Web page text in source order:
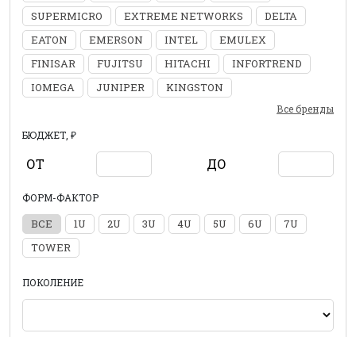
SUPERMICRO
EXTREME NETWORKS
DELTA
EATON
EMERSON INTEL
EMULEX
FINISAR
FUJITSU HITACHI
INFORTREND
IOMEGA
JUNIPER KINGSTON
Все бренды
БЮДЖЕТ, ₽
ОТ ДО
ФОРМ-ФАКТОР
ВСЕ 1U 2U 3U 4U 5U 6U
7U
TOWER
ПОКОЛЕНИЕ